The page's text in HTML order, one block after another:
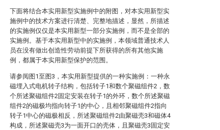
下面将结合本实用新型实施例中的附图，对本实用新型实
施例中的技术方案进行清楚、完整地描述，显然，所描述
的实施例仅仅是本实用新型一部分实施例，而不是全部的
实施例。基于本实用新型中的实施例，本领域普通技术人
员在没有做出创造性劳动前提下所获得的所有其他实施
例，都属于本实用新型保护的范围。
请参阅图1至图3，本实用新型提供的一种实施例：一种永
磁埋入式电机转子结构，包括转子1和数个聚磁组件2，数
个所述聚磁组件2固定安装在转子1的外环，数个所述聚磁
组件2的磁极均指向转子1的中心，且相邻聚磁组件2指向
转子1中心的磁极相反，所述聚磁组件2由聚磁壳3和磁体4
构成，所述聚磁壳3为一面开口的壳体，且聚磁壳3固定安